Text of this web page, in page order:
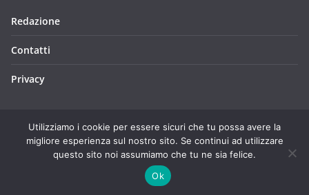
Redazione
Contatti
Privacy
Copyright © 2026SportMe NEWS. Tutti i diritti riservati.
di ThemeGrill. Powered by
Utilizziamo i cookie per essere sicuri che tu possa avere la
migliore esperienza sul nostro sito. Se continui ad utilizzare
questo sito noi assumiamo che tu ne sia felice.
Ok